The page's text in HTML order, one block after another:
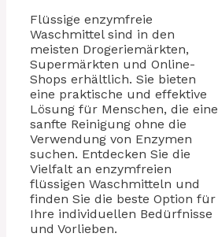
Flüssige enzymfreie
Waschmittel sind in den
meisten Drogeriemärkten,
Supermärkten und Online-
Shops erhältlich. Sie bieten
eine praktische und effektive
Lösung für Menschen, die eine
sanfte Reinigung ohne die
Verwendung von Enzymen
suchen. Entdecken Sie die
Vielfalt an enzymfreien
flüssigen Waschmitteln und
finden Sie die beste Option für
Ihre individuellen Bedürfnisse
und Vorlieben.